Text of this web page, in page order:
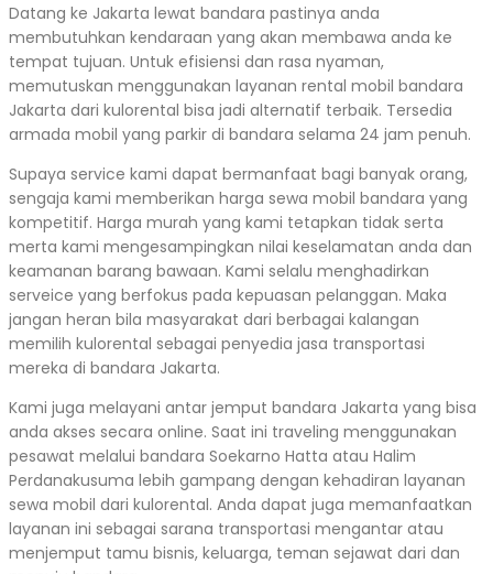
Datang ke Jakarta lewat bandara pastinya anda
membutuhkan kendaraan yang akan membawa anda ke
tempat tujuan. Untuk efisiensi dan rasa nyaman,
memutuskan menggunakan layanan rental mobil bandara
Jakarta dari kulorental bisa jadi alternatif terbaik. Tersedia
armada mobil yang parkir di bandara selama 24 jam penuh.
Supaya service kami dapat bermanfaat bagi banyak orang,
sengaja kami memberikan harga sewa mobil bandara yang
kompetitif. Harga murah yang kami tetapkan tidak serta
merta kami mengesampingkan nilai keselamatan anda dan
keamanan barang bawaan. Kami selalu menghadirkan
serveice yang berfokus pada kepuasan pelanggan. Maka
jangan heran bila masyarakat dari berbagai kalangan
memilih kulorental sebagai penyedia jasa transportasi
mereka di bandara Jakarta.
Kami juga melayani antar jemput bandara Jakarta yang bisa
anda akses secara online. Saat ini traveling menggunakan
pesawat melalui bandara Soekarno Hatta atau Halim
Perdanakusuma lebih gampang dengan kehadiran layanan
sewa mobil dari kulorental. Anda dapat juga memanfaatkan
layanan ini sebagai sarana transportasi mengantar atau
menjemput tamu bisnis, keluarga, teman sejawat dari dan